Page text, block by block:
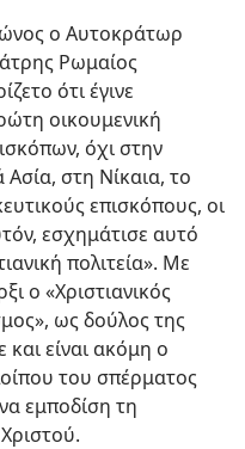
ο Αυτοκράτωρ
Ρωμαίος
ότι έγινε
οικουμενική
όχι στην
στη Νίκαια, το
επισκόπους, οι
εσχημάτισε αυτό
πολιτεία». Με
ο «Χριστιανικός
ως δούλος της
είναι ακόμη ο
του σπέρματος
εμποδίση τη